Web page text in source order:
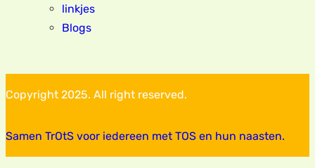
linkjes
Blogs
Copyright 2025. All right reserved.
Samen TrOtS voor iedereen met TOS en hun naasten.